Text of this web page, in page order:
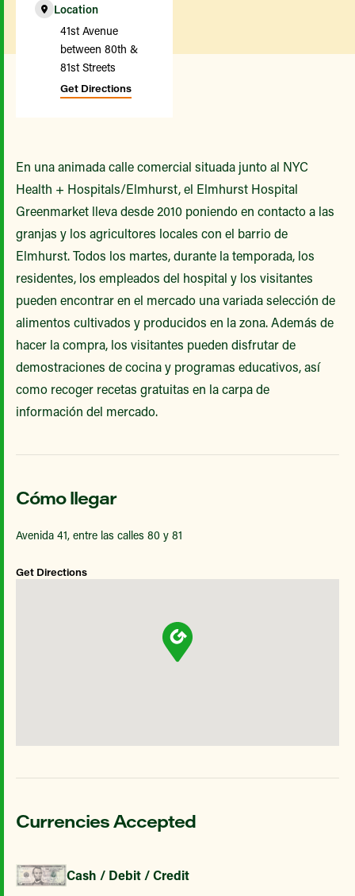
Location
41st Avenue
between 80th &
81st Streets
Get Directions
En una animada calle comercial situada junto al NYC
Health + Hospitals/Elmhurst, el Elmhurst Hospital
Greenmarket lleva desde 2010 poniendo en contacto a las
granjas y los agricultores locales con el barrio de
Elmhurst. Todos los martes, durante la temporada, los
residentes, los empleados del hospital y los visitantes
pueden encontrar en el mercado una variada selección de
alimentos cultivados y producidos en la zona. Además de
hacer la compra, los visitantes pueden disfrutar de
demostraciones de cocina y programas educativos, así
como recoger recetas gratuitas en la carpa de
información del mercado.
Cómo llegar
Avenida 41, entre las calles 80 y 81
Get Directions
Currencies Accepted
Cash / Debit / Credit